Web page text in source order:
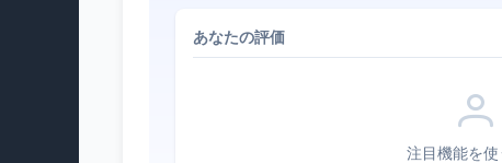
あなたの評価
注目機能を使